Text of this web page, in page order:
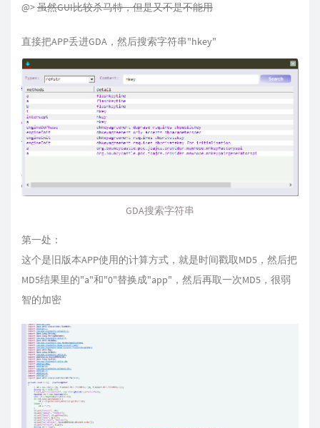
@>虽然GUI比较杀马特，但是又不是不能用
直接把APP丢进GDA，然后搜索字符串"hkey"
GDA搜索字符串
第一处：
这个是旧版本APP使用的计算方式，就是时间戳取MD5，然后把
MD5结果里的"a"和"0"替换成"app"，然后再取一次MD5，很弱
智的加密